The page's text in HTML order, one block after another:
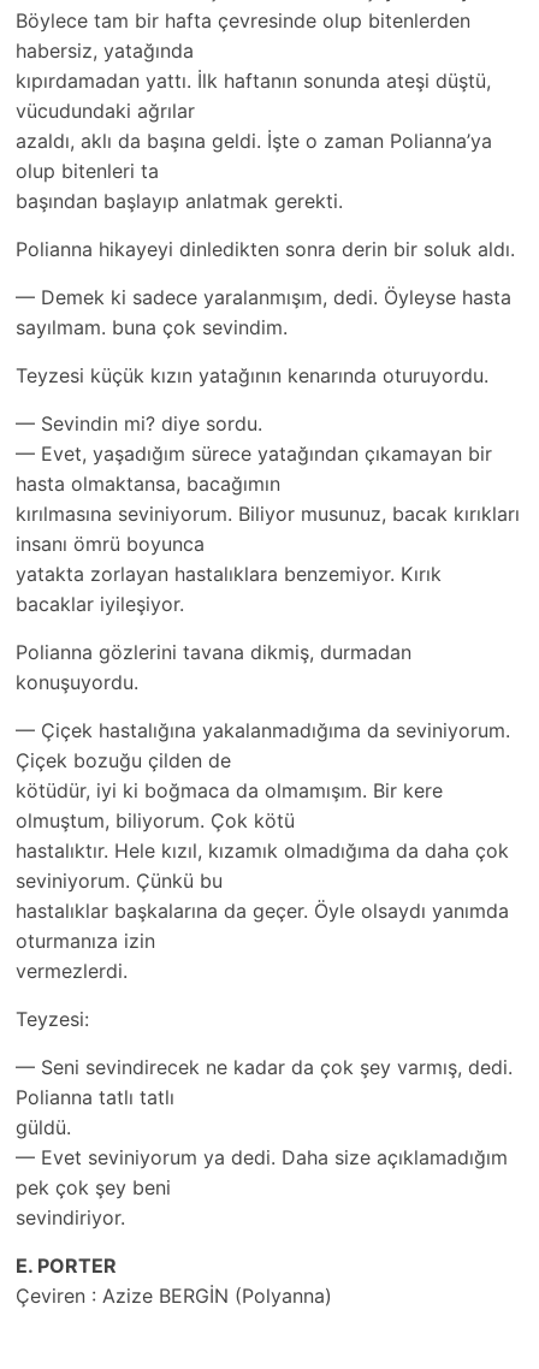
Böylece tam bir hafta çevresinde olup bitenlerden
habersiz, yatağında
kıpırdamadan yattı. İlk haftanın sonunda ateşi düştü,
vücudundaki ağrılar
azaldı, aklı da başına geldi. İşte o zaman Polianna’ya
olup bitenleri ta
başından başlayıp anlatmak gerekti.
Polianna hikayeyi dinledikten sonra derin bir soluk aldı.
— Demek ki sadece yaralanmışım, dedi. Öyleyse hasta
sayılmam. buna çok sevindim.
Teyzesi küçük kızın yatağının kenarında oturuyordu.
— Sevindin mi? diye sordu.
— Evet, yaşadığım sürece yatağından çıkamayan bir
hasta olmaktansa, bacağımın
kırılmasına seviniyorum. Biliyor musunuz, bacak kırıkları
insanı ömrü boyunca
yatakta zorlayan hastalıklara benzemiyor. Kırık
bacaklar iyileşiyor.
Polianna gözlerini tavana dikmiş, durmadan
konuşuyordu.
— Çiçek hastalığına yakalanmadığıma da seviniyorum.
Çiçek bozuğu çilden de
kötüdür, iyi ki boğmaca da olmamışım. Bir kere
olmuştum, biliyorum. Çok kötü
hastalıktır. Hele kızıl, kızamık olmadığıma da daha çok
seviniyorum. Çünkü bu
hastalıklar başkalarına da geçer. Öyle olsaydı yanımda
oturmanıza izin
vermezlerdi.
Teyzesi:
— Seni sevindirecek ne kadar da çok şey varmış, dedi.
Polianna tatlı tatlı
güldü.
— Evet seviniyorum ya dedi. Daha size açıklamadığım
pek çok şey beni
sevindiriyor.
E. PORTER
Çeviren : Azize BERGİN (Polyanna)